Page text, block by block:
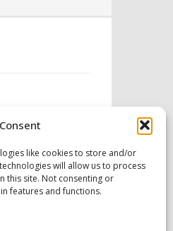
like cookies to store and/or
will allow us to process
this site. Not consenting or
features and functions.